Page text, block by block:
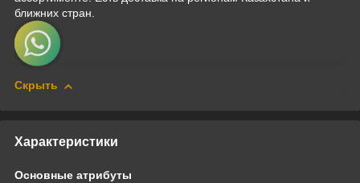
ближних стран.
Скрыть
Характеристики
Основные атрибуты